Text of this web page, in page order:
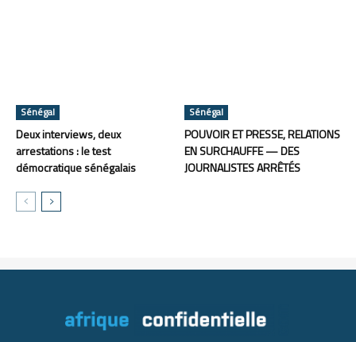
Sénégal
Deux interviews, deux
arrestations : le test
démocratique sénégalais
Sénégal
POUVOIR ET PRESSE, RELATIONS
EN SURCHAUFFE — DES
JOURNALISTES ARRÊTÉS